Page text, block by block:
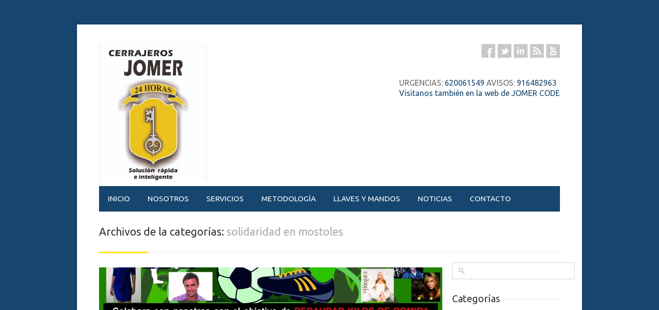
URGENCIAS: 620061549 AVISOS: 916482963
Visitanos también en la web de JOMER CODE
INICIO NOSOTROS SERVICIOS METODOLOGÍA LLAVES Y MANDOS NOTICIAS CONTACTO
Archivos de la categorías: solidaridad en mostoles
Categorías